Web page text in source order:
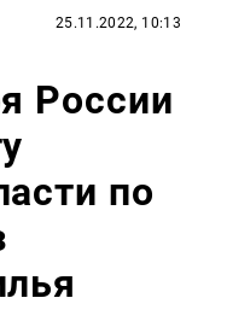
25.11.2022, 10:13
России
по